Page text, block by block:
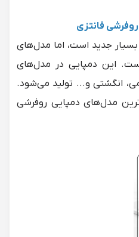
فانتزی
بسیار جدید است، اما مدل‌های
این دمپایی در مدل‌های
انگشتی و... تولید می‌شود.
مدل‌های دمپایی روفرشی